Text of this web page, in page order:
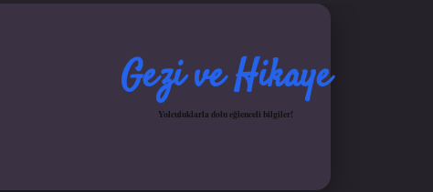
Gezi ve Hikaye
Yolculuklarla dolu eğlenceli bilgiler!